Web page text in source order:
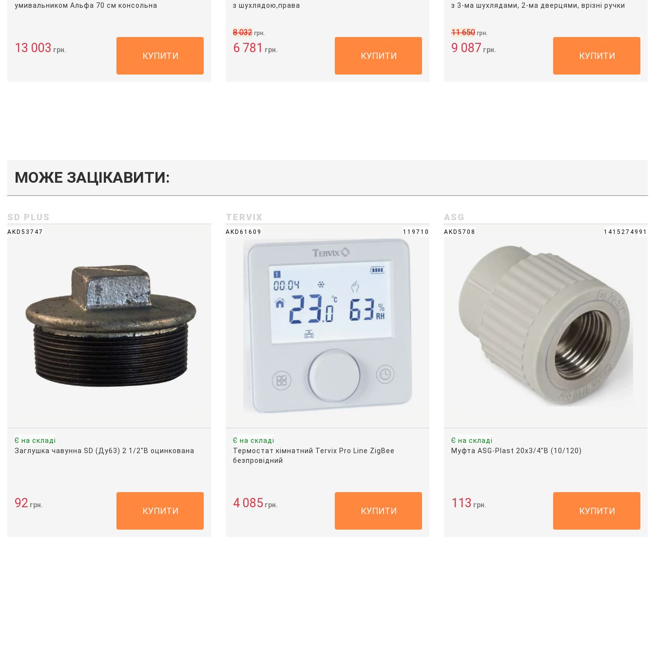
умивальником Альфа 70 см консольна
13 003 грн.
КУПИТИ
з шухлядою,права
6 781 грн.
8 032 грн.
КУПИТИ
з 3-ма шухлядами, 2-ма дверцями, врізні ручки
9 087 грн.
11 650 грн.
КУПИТИ
МОЖЕ ЗАЦІКАВИТИ:
SD PLUS
AKD53747
Є на складі
Заглушка чавунна SD (Ду63) 2 1/2"В оцинкована
92 грн.
КУПИТИ
TERVIX
AKD61609 119710
Є на складі
Термостат кімнатний Tervix Pro Line ZigBee
безпровідний
4 085 грн.
КУПИТИ
ASG
AKD5708 1415274991
Є на складі
Муфта ASG-Plast 20х3/4"В (10/120)
113 грн.
КУПИТИ